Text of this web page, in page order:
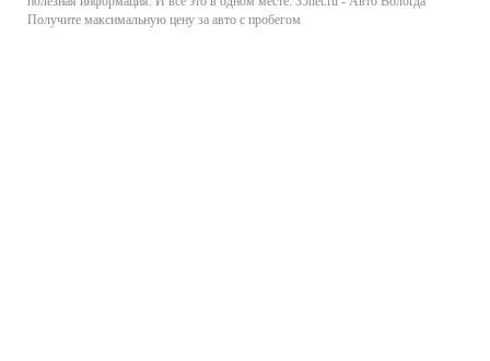
Получите максимальную цену за авто с пробегом